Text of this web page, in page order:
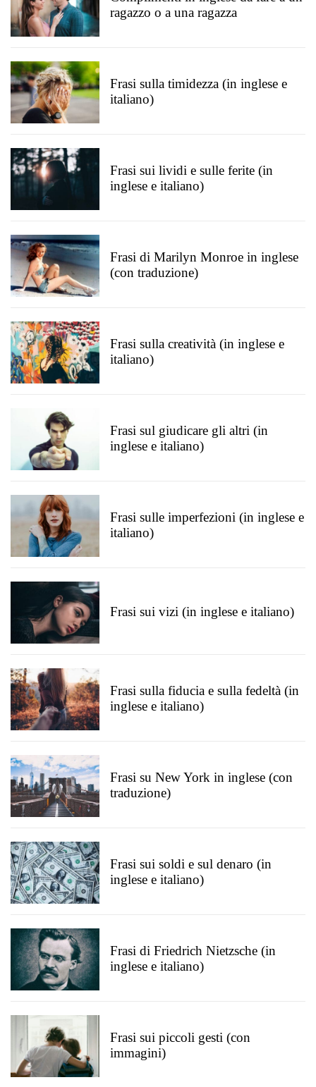
ragazzo o a una ragazza
Frasi sulla timidezza (in inglese e
italiano)
Frasi sui lividi e sulle ferite (in
inglese e italiano)
Frasi di Marilyn Monroe in inglese
(con traduzione)
Frasi sulla creatività (in inglese e
italiano)
Frasi sul giudicare gli altri (in
inglese e italiano)
Frasi sulle imperfezioni (in inglese e
italiano)
Frasi sui vizi (in inglese e italiano)
Frasi sulla fiducia e sulla fedeltà (in
inglese e italiano)
Frasi su New York in inglese (con
traduzione)
Frasi sui soldi e sul denaro (in
inglese e italiano)
Frasi di Friedrich Nietzsche (in
inglese e italiano)
Frasi sui piccoli gesti (con
immagini)